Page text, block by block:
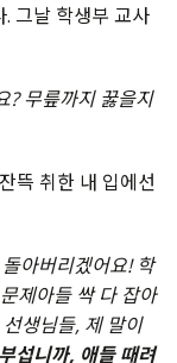
그날 학생부 교사
? 무릎까지 꿇을지
뜩 취한 내 입에선
아버리겠어요! 학
제아들 싹 다 잡아
생님들, 제 말이
섭니까, 애들 때려